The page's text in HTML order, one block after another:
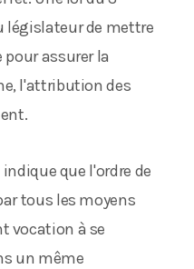
législateur de mettre
assurer la
l'attribution des
que l'ordre de
tous les moyens
vocation à se
un même